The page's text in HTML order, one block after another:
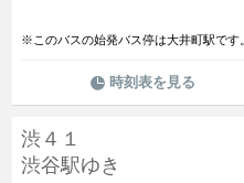
※このバスの始発バス停は大井町駅です
時刻表を見る
渋４１
渋谷駅ゆき